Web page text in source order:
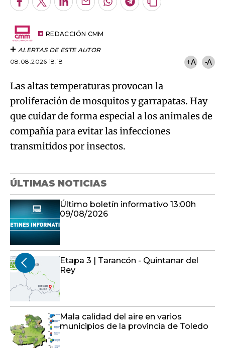
Facebook
TwitterLinkedInEnviarWhatsapp
Telegram
Copiar
REDACCIÓN CMM
ALERTAS DE ESTE AUTOR
08.08.2026 18:18
+A -A
Las altas temperaturas provocan la
proliferación de mosquitos y garrapatas. Hay
que cuidar de forma especial a los animales de
compañía para evitar las infecciones
transmitidos por insectos.
ÚLTIMAS NOTICIAS
Último boletín informativo 13:00h
09/08/2026
Etapa 3 | Tarancón - Quintanar del
Rey
Mala calidad del aire en varios
municipios de la provincia de Toledo